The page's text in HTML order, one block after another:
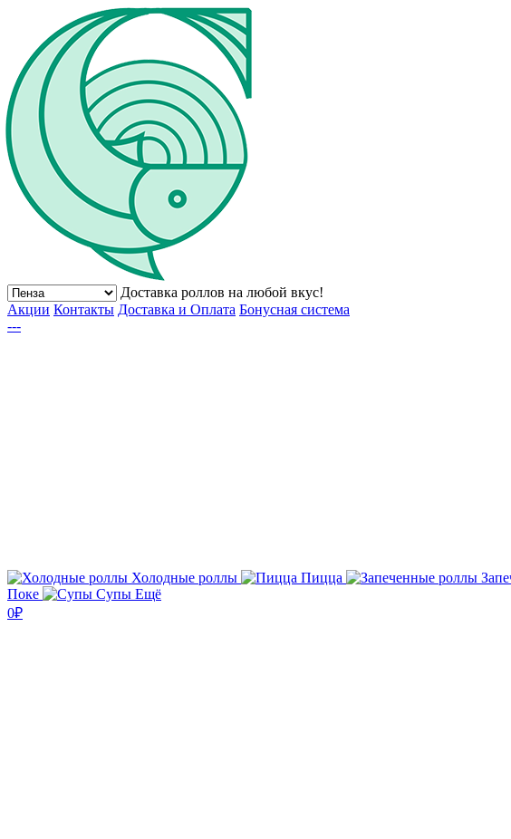
Доставка роллов на любой вкус!
Акции Контакты Доставка и Оплата Бонусная система
---
Холодные роллы Пицца
Поке
Супы Ещё
0₽